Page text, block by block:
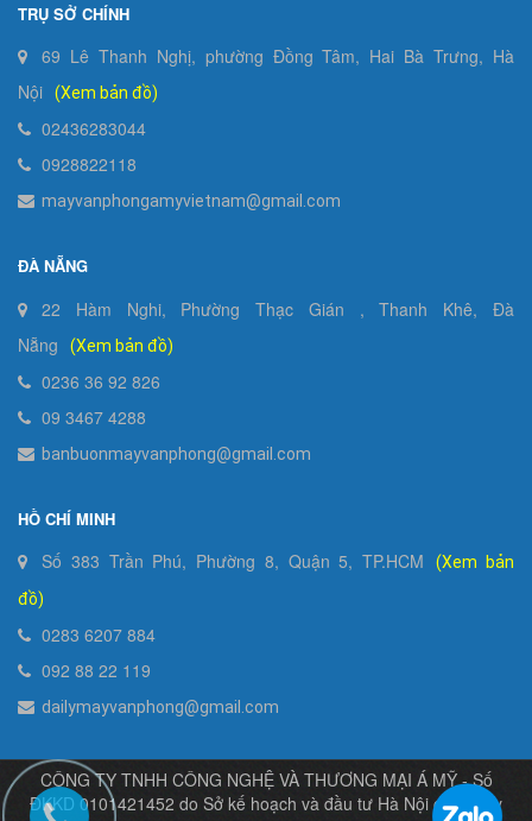
TRỤ SỞ CHÍNH
69 Lê Thanh Nghị, phường Đồng Tâm, Hai Bà Trưng, Hà
Nội
(Xem bản đồ)
02436283044
0928822118
mayvanphongamyvietnam@gmail.com
ĐÀ NẴNG
22 Hàm Nghi, Phường Thạc Gián , Thanh Khê, Đà
Nẵng
(Xem bản đồ)
0236 36 92 826
09 3467 4288
banbuonmayvanphong@gmail.com
HỒ CHÍ MINH
Số 383 Trần Phú, Phường 8, Quận 5, TP.HCM
(Xem bản
đồ)
0283 6207 884
092 88 22 119
dailymayvanphong@gmail.com
CÔNG TY TNHH CÔNG NGHỆ VÀ THƯƠNG MẠI Á MỸ - Số
ĐKKD 0101421452 do Sở kế hoạch và đầu tư Hà Nội cấp ngày